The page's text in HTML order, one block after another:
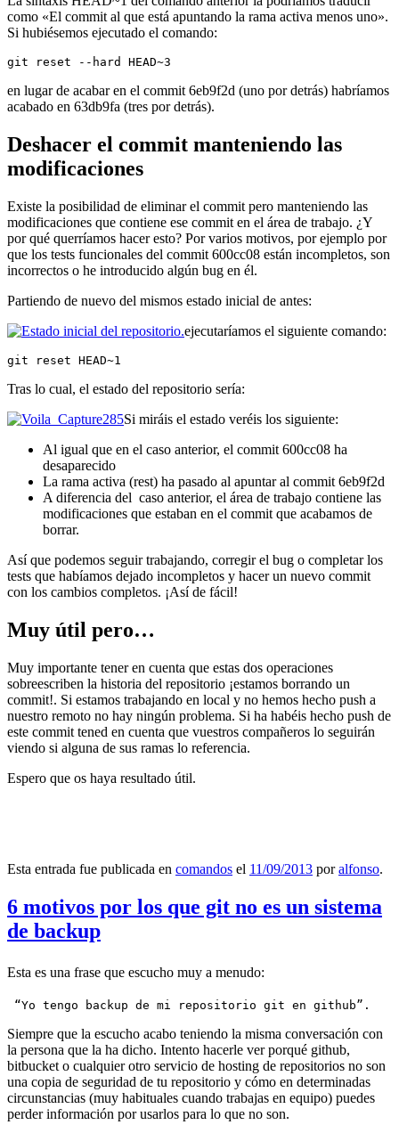
como «El commit al que está apuntando la rama activa menos uno».
Si hubiésemos ejecutado el comando:
git reset --hard HEAD~3
en lugar de acabar en el commit 6eb9f2d (uno por detrás) habríamos
acabado en 63db9fa (tres por detrás).
Deshacer el commit manteniendo las
modificaciones
Existe la posibilidad de eliminar el commit pero manteniendo las
modificaciones que contiene ese commit en el área de trabajo. ¿Y
por qué querríamos hacer esto? Por varios motivos, por ejemplo por
que los tests funcionales del commit 600cc08 están incompletos, son
incorrectos o he introducido algún bug en él.
Partiendo de nuevo del mismos estado inicial de antes:
ejecutaríamos el siguiente comando:
git reset HEAD~1
Tras lo cual, el estado del repositorio sería:
Si miráis el estado veréis los siguiente:
Al igual que en el caso anterior, el commit 600cc08 ha
desaparecido
La rama activa (rest) ha pasado al apuntar al commit 6eb9f2d
A diferencia del caso anterior, el área de trabajo contiene las
modificaciones que estaban en el commit que acabamos de
borrar.
Así que podemos seguir trabajando, corregir el bug o completar los
tests que habíamos dejado incompletos y hacer un nuevo commit
con los cambios completos. ¡Así de fácil!
Muy útil pero…
Muy importante tener en cuenta que estas dos operaciones
sobreescriben la historia del repositorio ¡estamos borrando un
commit!. Si estamos trabajando en local y no hemos hecho push a
nuestro remoto no hay ningún problema. Si ha habéis hecho push de
este commit tened en cuenta que vuestros compañeros lo seguirán
viendo si alguna de sus ramas lo referencia.
Espero que os haya resultado útil.
Esta entrada fue publicada en comandos el 11/09/2013 poralfonso.
6 motivos por los que git no es un sistema
de backup
Esta es una frase que escucho muy a menudo:
“Yo tengo backup de mi repositorio git en github”.
Siempre que la escucho acabo teniendo la misma conversación con
la persona que la ha dicho. Intento hacerle ver porqué github,
bitbucket o cualquier otro servicio de hosting de repositorios no son
una copia de seguridad de tu repositorio y cómo en determinadas
circunstancias (muy habituales cuando trabajas en equipo) puedes
perder información por usarlos para lo que no son.